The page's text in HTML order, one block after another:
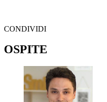
CONDIVIDI
OSPITE